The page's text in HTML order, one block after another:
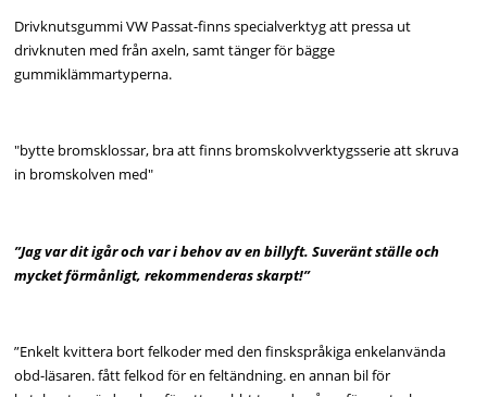
Drivknutsgummi VW Passat-finns specialverktyg att pressa ut
drivknuten med från axeln, samt tänger för bägge
gummiklämmartyperna.
"bytte bromsklossar, bra att finns bromskolvverktygsserie att skruva
in bromskolven med"
”Jag var dit igår och var i behov av en billyft. Suveränt ställe och
mycket förmånligt, rekommenderas skarpt!”
”Enkelt kvittera bort felkoder med den finskspråkiga enkelanvända
obd-läsaren. fått felkod för en feltändning. en annan bil för